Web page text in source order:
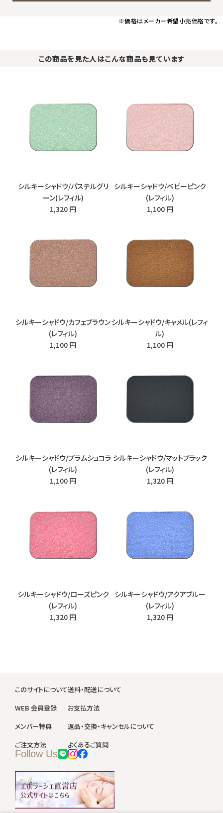
※価格はメーカー希望小売価格です。
この商品を見た人はこんな商品も見ています
シルキーシャドウ/パステルグリ
ーン(レフィル)
1,320 円
シルキーシャドウ/ベビーピンク
(レフィル)
1,100 円
シルキーシャドウ/カフェブラウン
(レフィル)
1,100 円
シルキーシャドウ/キャメル(レフィ
ル)
1,100 円
シルキーシャドウ/プラムショコラ
(レフィル)
1,100 円
シルキーシャドウ/マットブラック
(レフィル)
1,320 円
シルキーシャドウ/ローズピンク
(レフィル)
1,320 円
シルキーシャドウ/アクアブルー
(レフィル)
1,320 円
このサイトについて
WEB 会員登録
メンバー特典
ご注文方法
送料・配送について
お支払方法
返品・交換・キャンセルについて
よくあるご質問
Follow Us